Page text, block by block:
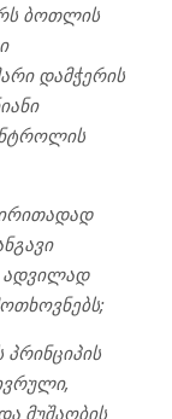
ბოთლის
დამჭერის
ადვილად
მუშაობის